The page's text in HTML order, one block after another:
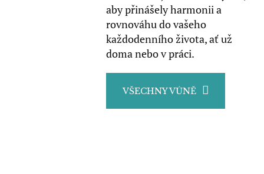
aby přinášely harmonii a
rovnováhu do vašeho
každodenního života, ať už
doma nebo v práci.
VŠECHNY VŮNĚ